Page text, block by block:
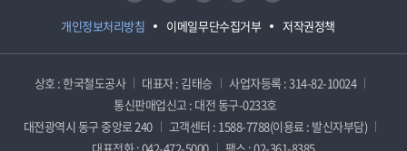
개인정보처리방침 이메일무단수집거부 저작권정책
상호 : 한국철도공사 대표자 : 김태승
사업자등록 : 314-82-10024
통신판매업신고 : 대전 동구-0233호
대전광역시 동구 중앙로 240
고객센터 : 1588-7788(이용료 : 발신자부담)